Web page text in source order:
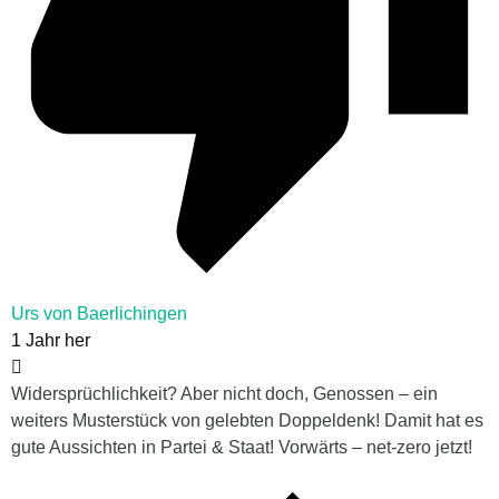
Urs von Baerlichingen
1 Jahr her
Widersprüchlichkeit? Aber nicht doch, Genossen – ein
weiters Musterstück von gelebten Doppeldenk! Damit hat es
gute Aussichten in Partei & Staat! Vorwärts – net-zero jetzt!